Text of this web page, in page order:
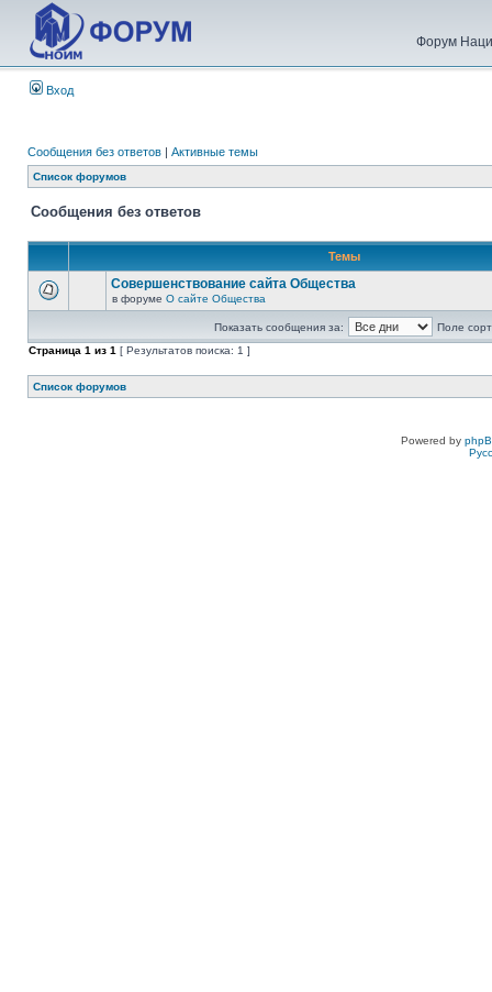
Форум
Вход
Сообщения без ответов | Активные темы
Список форумов
Сообщения без ответов
Темы
Совершенствование сайта Общества
в форуме О сайте Общества
Показать сообщения за:
Поле
Страница 1 из 1 [ Результатов поиска: 1 ]
Список форумов
Powered by